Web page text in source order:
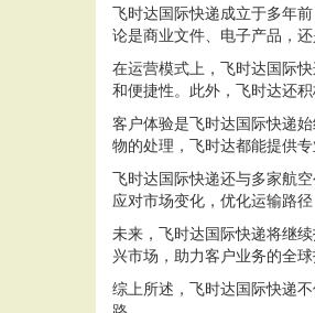
飞时达国际快递成立于多年
论是商业文件、电子产品，
在运营模式上，飞时达国际
和便捷性。此外，飞时达还
客户体验是飞时达国际快递
物的处理，飞时达都能提供
飞时达国际快递还与多家航
应对市场变化，优化运输路
未来，飞时达国际快递将继
兴市场，助力客户业务的全球
综上所述，飞时达国际快递